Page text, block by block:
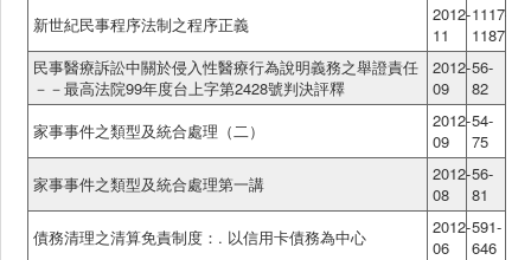
新世紀民事程序法制之程序正義
2012-
11
1117-
1187
民事醫療訴訟中關於侵入性醫療行為說明義務之舉證責任
－－最高法院99年度台上字第2428號判決評釋
2012-
09
56-
82
家事事件之類型及統合處理（二）
2012-
09
54-
75
家事事件之類型及統合處理第一講
2012-
08
56-
81
債務清理之清算免責制度：. 以信用卡債務為中心
2012-
06
591-
646